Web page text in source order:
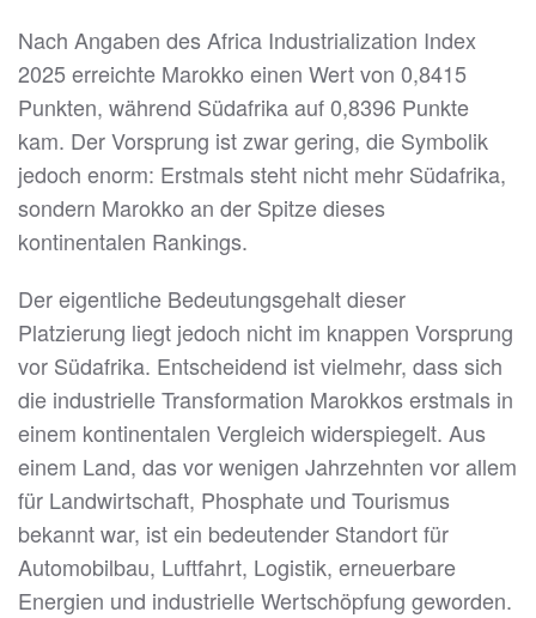
Nach Angaben des Africa Industrialization Index
2025 erreichte Marokko einen Wert von 0,8415
Punkten, während Südafrika auf 0,8396 Punkte
kam. Der Vorsprung ist zwar gering, die Symbolik
jedoch enorm: Erstmals steht nicht mehr Südafrika,
sondern Marokko an der Spitze dieses
kontinentalen Rankings.
Der eigentliche Bedeutungsgehalt dieser
Platzierung liegt jedoch nicht im knappen Vorsprung
vor Südafrika. Entscheidend ist vielmehr, dass sich
die industrielle Transformation Marokkos erstmals in
einem kontinentalen Vergleich widerspiegelt. Aus
einem Land, das vor wenigen Jahrzehnten vor allem
für Landwirtschaft, Phosphate und Tourismus
bekannt war, ist ein bedeutender Standort für
Automobilbau, Luftfahrt, Logistik, erneuerbare
Energien und industrielle Wertschöpfung geworden.